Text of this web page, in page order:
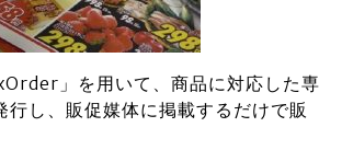
」を用いて、商品に対応した専
行し、販促媒体に掲載するだけで販